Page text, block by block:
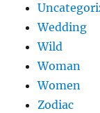
Wedding
Wild
Woman
Women
Zodiac